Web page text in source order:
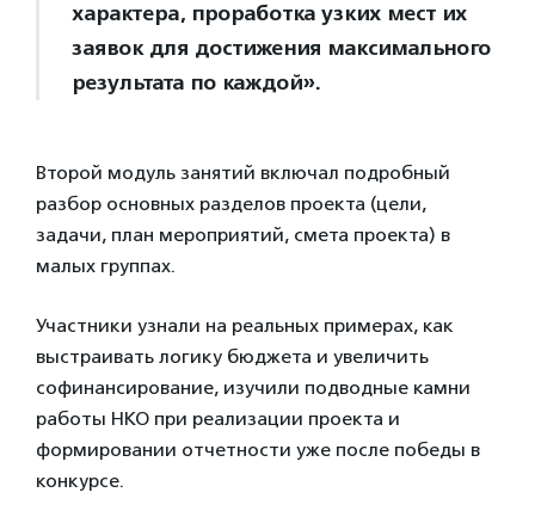
характера, проработка узких мест их
заявок для достижения максимального
результата по каждой».
Второй модуль занятий включал подробный
разбор основных разделов проекта (цели,
задачи, план мероприятий, смета проекта) в
малых группах.
Участники узнали на реальных примерах, как
выстраивать логику бюджета и увеличить
софинансирование, изучили подводные камни
работы НКО при реализации проекта и
формировании отчетности уже после победы в
конкурсе.